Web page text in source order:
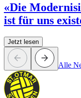
«Die
ist für uns
Jetzt lesen
Alle